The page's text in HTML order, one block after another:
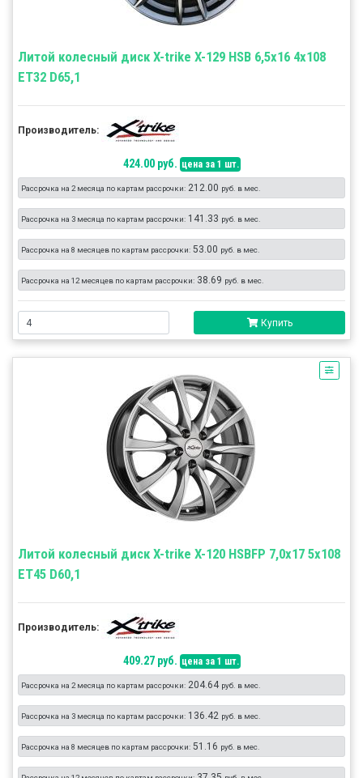
Литой колесный диск X-trike X-129 HSB 6,5x16 4x108
ET32 D65,1
Производитель:
424.00 руб. цена за 1 шт.
Рассрочка на 2 месяца по картам рассрочки: 212.00 руб. в мес.
Рассрочка на 3 месяца по картам рассрочки: 141.33 руб. в мес.
Рассрочка на 8 месяцев по картам рассрочки: 53.00 руб. в мес.
Рассрочка на 12 месяцев по картам рассрочки: 38.69 руб. в мес.
Купить
Литой колесный диск X-trike X-120 HSBFP 7,0x17 5x108
ET45 D60,1
Производитель:
409.27 руб. цена за 1 шт.
Рассрочка на 2 месяца по картам рассрочки: 204.64 руб. в мес.
Рассрочка на 3 месяца по картам рассрочки: 136.42 руб. в мес.
Рассрочка на 8 месяцев по картам рассрочки: 51.16 руб. в мес.